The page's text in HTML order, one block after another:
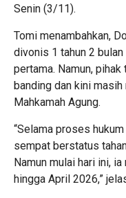
Senin (3/11).
Tomi menambahkan,
divonis 1 tahun 2
pertama. Namun,
banding dan kini
Mahkamah Agung.
“Selama proses
sempat berstatus
Namun mulai hari ini,
hingga April 2026,”